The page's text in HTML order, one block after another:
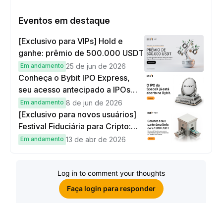
Eventos em destaque
[Exclusivo para VIPs] Hold e
ganhe: prêmio de 500.000 USDT
Em andamento 25 de jun de 2026
Conheça o Bybit IPO Express,
seu acesso antecipado a IPOs
globais
Em andamento 8 de jun de 2026
[Exclusivo para novos usuários]
Festival Fiduciária para Cripto:
complete tarefas simples e
Em andamento 13 de abr de 2026
Log in to comment your thoughts
Faça login para responder